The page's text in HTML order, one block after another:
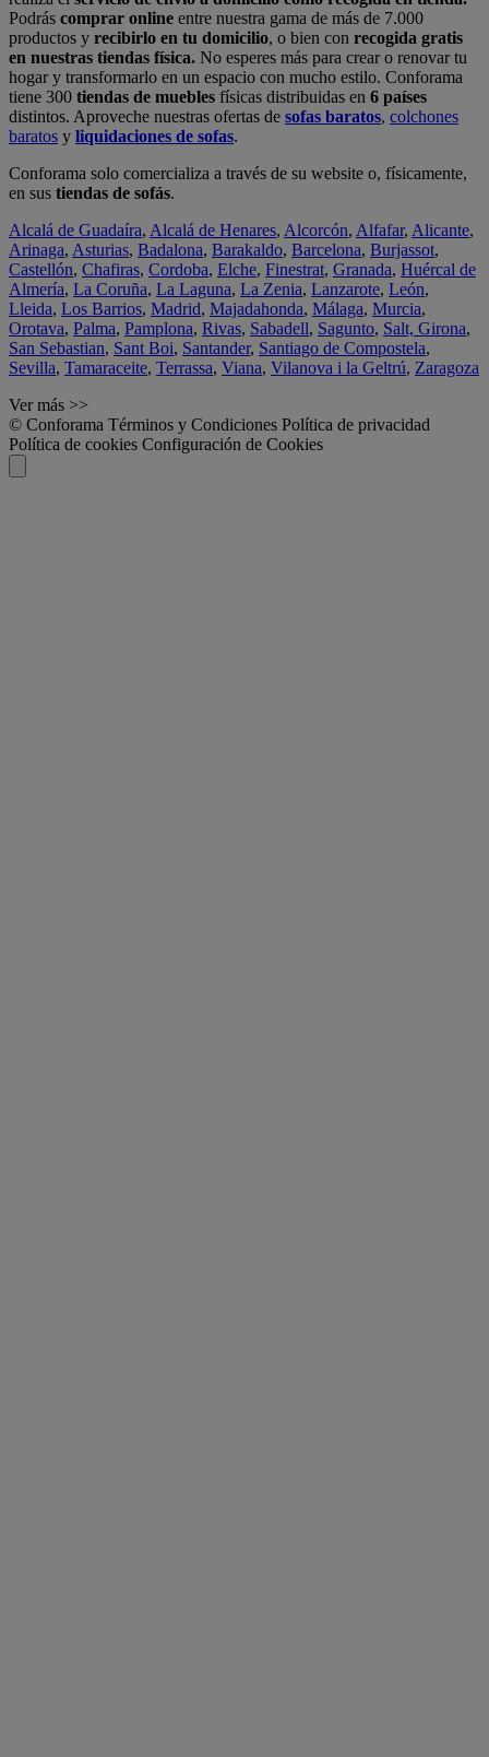
Podrás comprar online entre nuestra gama de más de 7.000
productos y recibirlo en tu domicilio, o bien con recogida gratis
en nuestras tiendas física. No esperes más para crear o renovar tu
hogar y transformarlo en un espacio con mucho estilo. Conforama
tiene 300 tiendas de muebles físicas distribuidas en 6 países
distintos. Aproveche nuestras ofertas de sofas baratos, colchones
baratos y liquidaciones de sofas.
Conforama solo comercializa a través de su website o, físicamente,
en sus tiendas de sofás.
Alcalá de Guadaíra, Alcalá de Henares, Alcorcón, Alfafar, Alicante,
Arinaga, Asturias, Badalona, Barakaldo, Barcelona, Burjassot,
Castellón, Chafiras, Cordoba, Elche, Finestrat, Granada, Huércal de
Almería, La Coruña, La Laguna, La Zenia, Lanzarote, León,
Lleida, Los Barrios, Madrid, Majadahonda, Málaga, Murcia,
Orotava, Palma, Pamplona, Rivas, Sabadell, Sagunto, Salt, Girona,
San Sebastian, Sant Boi, Santander, Santiago de Compostela,
Sevilla, Tamaraceite, Terrassa, Viana, Vilanova i la Geltrú, Zaragoza
Ver más >>
© Conforama Términos y Condiciones Política de privacidad
Política de cookies Configuración de Cookies